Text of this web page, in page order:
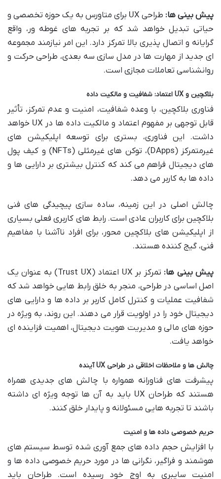
پیش بینی ها:
طراحی UX برای متاورس به یک حوزه تخصصی و
حیاتی تبدیل خواهد شد که بر تجربه های غوطه ور، واقع
گرایانه و اتصال پذیری بالا تمرکز دارد. این امر نیازمند مجموعه
ای جدید از مهارت ها در مدل سازی سه بعدی، طراحی حرکت و
روانشناسی تعاملات مجازی است.
بلاکچین و UX اعتماد: شفافیت و مالکیت داده
فناوری بلاکچین، با وعده شفافیت، امنیت و عدم تمرکز، تأثیر
قابل توجهی بر مفهوم اعتماد و مالکیت داده ها در UX خواهد
داشت. این فناوری، بستری برای توسعه اپلیکیشن های
غیرمتمرکز (DApps)، توکن های غیرمثلی (NFTs) و کیف پول
های دیجیتال فراهم می کند که کنترل بیشتری بر دارایی ها و
داده ها به کاربر می دهد.
چالش اصلی در این زمینه، ساده سازی پیچیدگی های فنی
بلاکچین برای کاربران عادی است. رابط های کاربری فعلی بسیاری
از اپلیکیشن های بلاکچین محور، برای افراد ناآشنا با مفاهیم
فنی، گیج کننده هستند.
پیش بینی ها:
تمرکز بر UX اعتماد (Trust UX) به عنوان یک
اصل اساسی در طراحی، منجر به خلق رابط هایی خواهد شد که
شفافیت عملیات و کنترل کامل کاربر بر داده ها و دارایی های
دیجیتال خود را در اولویت قرار می دهند. این روند، به ویژه در
حوزه های مالی و مدیریت هویت دیجیتال، اهمیت فزاینده ای
خواهد یافت.
چالش ها و ملاحظات اخلاقی در طراحی UX آینده
پیشرفت های فناورانه همواره با چالش های جدیدی همراه
هستند که طراحان UX باید به آن ها توجه ویژه ای داشته
باشند تا تجربه هایی مسئولانه و پایدار خلق کنند.
حریم خصوصی داده ها و امنیت
با افزایش حجم داده های جمع آوری شده توسط سیستم های
هوشمند و فراگیر، نگرانی ها در مورد حریم خصوصی داده ها و
امنیت سایبری به اوج خود رسیده است. طراحان باید